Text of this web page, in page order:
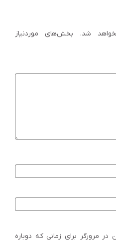
شد.
بخش‌های موردنیاز
مرورگر برای زمانی که دوباره